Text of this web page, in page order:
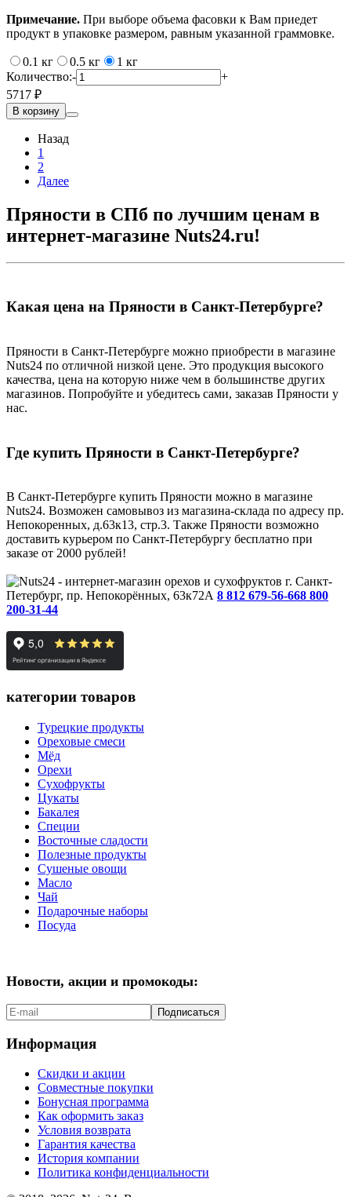
Примечание. При выборе объема фасовки к Вам приедет
продукт в упаковке размером, равным указанной граммовке.
0.1 кг 0.5 кг
1 кг
Количество:-
+
5717 ₽
В корзину
Назад
1
2
Далее
Пряности в СПб по лучшим ценам в
интернет-магазине Nuts24.ru!
Какая цена на Пряности в Санкт-Петербурге?
Пряности в Санкт-Петербурге можно приобрести в магазине
Nuts24 по отличной низкой цене. Это продукция высокого
качества, цена на которую ниже чем в большинстве других
магазинов. Попробуйте и убедитесь сами, заказав Пряности у
нас.
Где купить Пряности в Санкт-Петербурге?
В Санкт-Петербурге купить Пряности можно в магазине
Nuts24. Возможен самовывоз из магазина-склада по адресу пр.
Непокоренных, д.63к13, стр.3. Также Пряности возможно
доставить курьером по Санкт-Петербургу бесплатно при
заказе от 2000 рублей!
г. Санкт-
Петербург, пр. Непокорённых, 63к72А 8 812 679-56-668 800
200-31-44
категории товаров
Турецкие продукты
Ореховые смеси
Мёд
Орехи
Сухофрукты
Цукаты
Бакалея
Специи
Восточные сладости
Полезные продукты
Сушеные овощи
Масло
Чай
Подарочные наборы
Посуда
Новости, акции и промокоды:
Подписаться
Информация
Скидки и акции
Совместные покупки
Бонусная программа
Как оформить заказ
Условия возврата
Гарантия качества
История компании
Политика конфиденциальности